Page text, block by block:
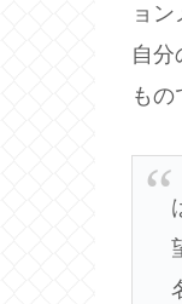
ョ
自分
もの